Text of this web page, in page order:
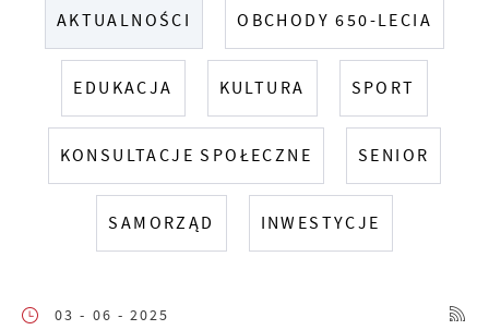
AKTUALNOŚCI OBCHODY 650-LECIA
EDUKACJA KULTURA SPORT
KONSULTACJE SPOŁECZNE SENIOR
SAMORZĄD INWESTYCJE
03 - 06 - 2025